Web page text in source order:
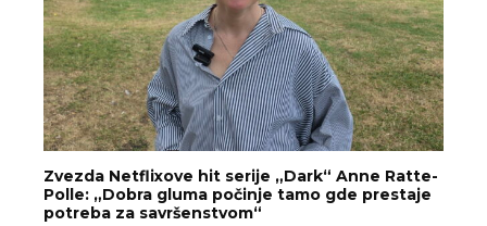
Zvezda Netflixove hit serije „Dark“ Anne Ratte-
Polle: „Dobra gluma počinje tamo gde prestaje
potreba za savršenstvom“